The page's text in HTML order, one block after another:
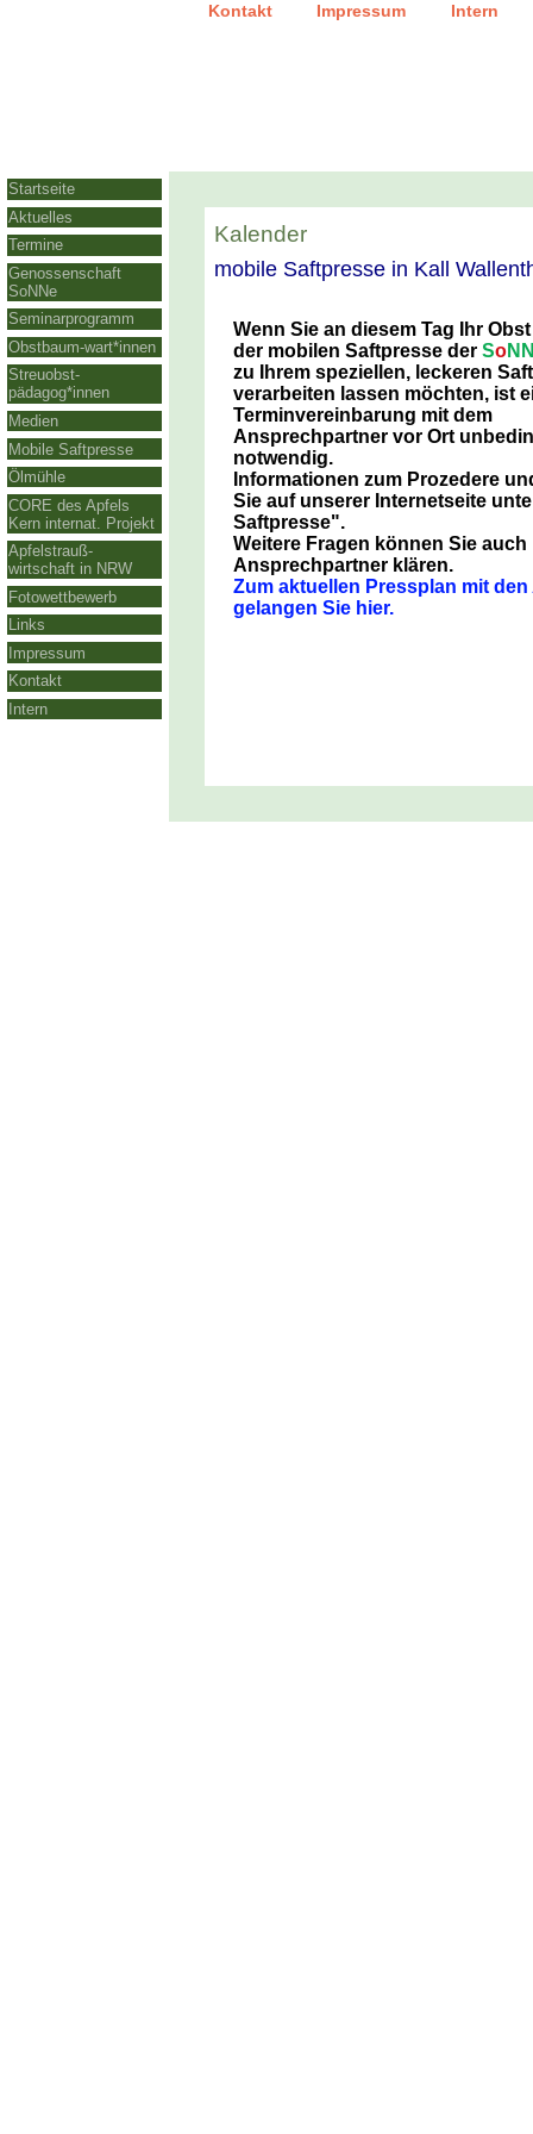
Kontakt Impressum Intern
Startseite
Aktuelles
Termine
Genossenschaft
SoNNe
Seminarprogramm
Obstbaum-wart*innen
Streuobst-
pädagog*innen
Medien
Mobile Saftpresse
Ölmühle
CORE des Apfels
Kern internat. Projekt
Apfelstrauß-
wirtschaft in NRW
Fotowettbewerb
Links
Impressum
Kontakt
Intern
Kalender
mobile Saftpresse in Kall
Wenn Sie an diesem Tag Ihr
der mobilen Saftpresse der So
zu Ihrem speziellen, leckeren Saft
verarbeiten lassen möchten, ist
Terminvereinbarung mit dem
Ansprechpartner vor Ort
notwendig.
Informationen zum Prozedere
Sie auf unserer Internetseite
Saftpresse".
Weitere Fragen können Sie
Ansprechpartner klären.
Zum aktuellen Pressplan mit
gelangen Sie hier.